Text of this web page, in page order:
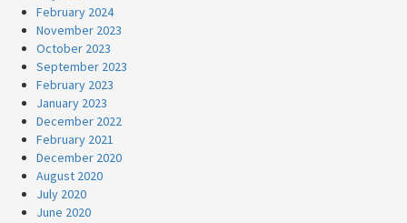
February 2024
November 2023
October 2023
September 2023
February 2023
January 2023
December 2022
February 2021
December 2020
August 2020
July 2020
June 2020